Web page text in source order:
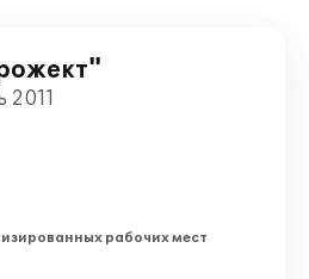
2011
рабочих мест